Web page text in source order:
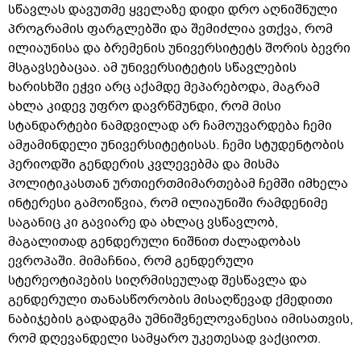
სწავლას დავუთმე ყველაზე დიდი დრო აღნიშნული
პროგრამის ფარგლებში და შემიძლია ვთქვა, რომ
ილიაუნისა და ბრემენის უნივერსიტეტს შორის ბევრი
მსგავსებაცაა. ამ უნივერსიტეტის სწავლების
ხარისხში ეჭვი არც აქამდე მეპარებოდა, მაგრამ
ახლა კიდევ უფრო დავრწმუნდი, რომ მისი
სტანდარტები ნამდვილად არ ჩამოუვარდება ჩემი
ამჟამინდელი უნივერსიტეტისას. ჩემი სტუდენტობის
პერიოდში გენდერის კვლევებმა და მისმა
პოლიტიკასთან ურთიერთმიმართებამ ჩემში იმხელა
ინტერესი გამოიწვია, რომ ილიაუნიში რამდენიმე
საგანიც კი გავიარე და ახლაც ვსწავლობ,
მაგალითად გენდერული ნიშნით ძალადობას
ევროპაში. მიმაჩნია, რომ გენდერული
სტერეოტიპების სიღრმისეულად შესწავლა და
გენდერული თანასწორობის მისაღწევად ქმედითი
ნაბიჯების გადადგმა უმნიშვნელოვანესია იმისათვის,
რომ დღევანდელი სამყარო უკეთესად ვაქციოთ.